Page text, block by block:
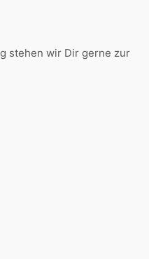
stehen wir Dir gerne zur